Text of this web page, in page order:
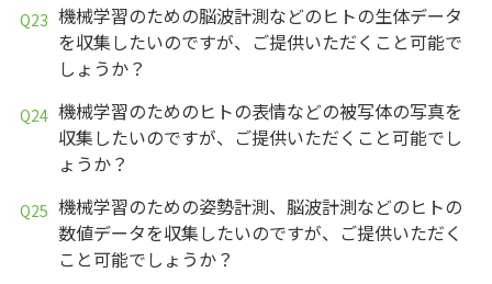
機械学習のための脳波計測などのヒトの生体データ
を収集したいのですが、ご提供いただくこと可能で
しょうか？
機械学習のためのヒトの表情などの被写体の写真を
収集したいのですが、ご提供いただくこと可能でし
ょうか？
機械学習のための姿勢計測、脳波計測などのヒトの
数値データを収集したいのですが、ご提供いただく
こと可能でしょうか？